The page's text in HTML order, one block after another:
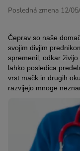
Posledná zmena 12/
Čeprav so naše
svojim divjim
spremenil, odkar
lahko posledica
vrst mačk in drugih
razvijejo mnoge